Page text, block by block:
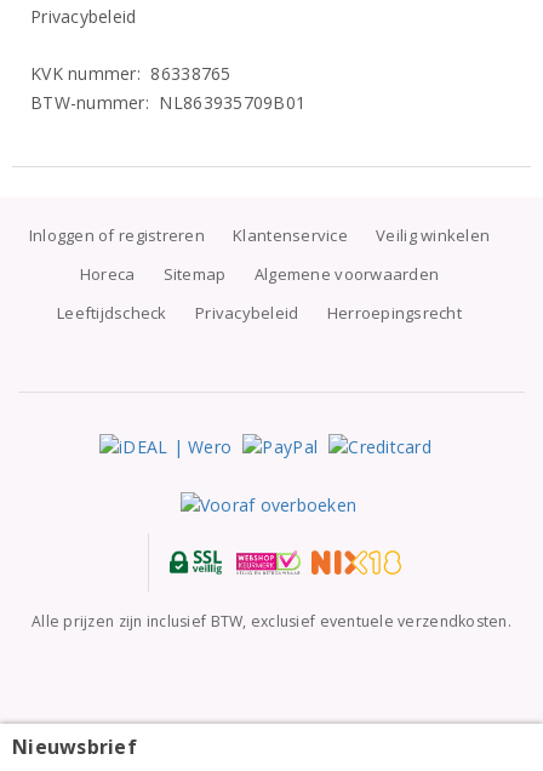
Château Mourgues du Grès Costières de Nîmes
Privacybeleid
KVK nummer: 86338765
BTW-nummer: NL863935709B01
Inloggen of registreren Klantenservice
Veilig winkelen
Horeca
Sitemap
Algemene voorwaarden
Leeftijdscheck
Privacybeleid Herroepingsrecht
Alle prijzen zijn inclusief BTW, exclusief eventuele verzendkosten.
Nieuwsbrief